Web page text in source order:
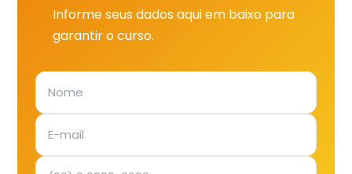
Informe seus dados aqui em baixo para
garantir o curso.